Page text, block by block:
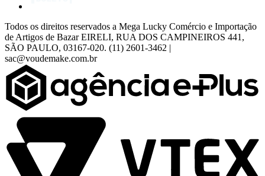
Todos os direitos reservados a Mega Lucky Comércio e Importação
de Artigos de Bazar EIRELI, RUA DOS CAMPINEIROS 441,
SÃO PAULO, 03167-020. (11) 2601-3462 |
sac@voudemake.com.br